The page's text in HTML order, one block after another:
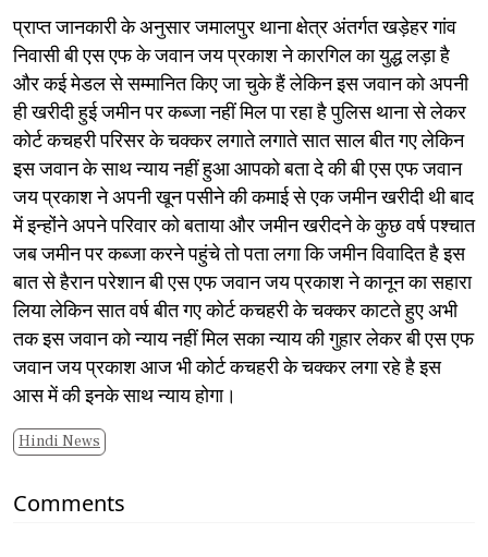
प्राप्त जानकारी के अनुसार जमालपुर थाना क्षेत्र अंतर्गत खड़ेहर गांव
निवासी बी एस एफ के जवान जय प्रकाश ने कारगिल का युद्ध लड़ा है
और कई मेडल से सम्मानित किए जा चुके हैं लेकिन इस जवान को अपनी
ही खरीदी हुई जमीन पर कब्जा नहीं मिल पा रहा है पुलिस थाना से लेकर
कोर्ट कचहरी परिसर के चक्कर लगाते लगाते सात साल बीत गए लेकिन
इस जवान के साथ न्याय नहीं हुआ आपको बता दे की बी एस एफ जवान
जय प्रकाश ने अपनी खून पसीने की कमाई से एक जमीन खरीदी थी बाद
में इन्होंने अपने परिवार को बताया और जमीन खरीदने के कुछ वर्ष पश्चात
जब जमीन पर कब्जा करने पहुंचे तो पता लगा कि जमीन विवादित है इस
बात से हैरान परेशान बी एस एफ जवान जय प्रकाश ने कानून का सहारा
लिया लेकिन सात वर्ष बीत गए कोर्ट कचहरी के चक्कर काटते हुए अभी
तक इस जवान को न्याय नहीं मिल सका न्याय की गुहार लेकर बी एस एफ
जवान जय प्रकाश आज भी कोर्ट कचहरी के चक्कर लगा रहे है इस
आस में की इनके साथ न्याय होगा।
Hindi News
Comments